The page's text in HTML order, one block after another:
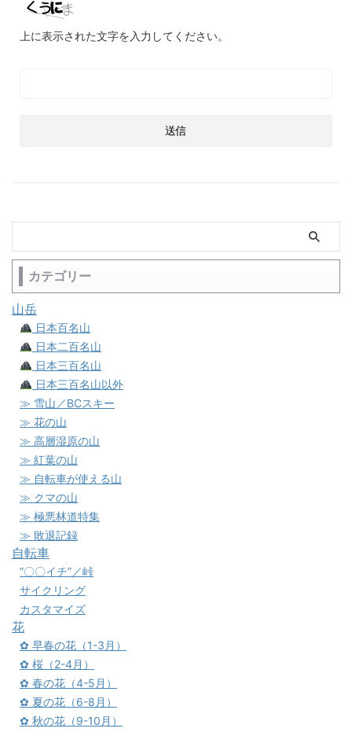
上に表示された文字を入力してください。
カテゴリー
山岳
日本百名山
日本二百名山
日本三百名山
日本三百名山以外
≫ 雪山／BCスキー
≫ 花の山
≫ 高層湿原の山
≫ 紅葉の山
≫ 自転車が使える山
≫ クマの山
≫ 極悪林道特集
≫ 敗退記録
自転車
”〇〇イチ”／峠
サイクリング
カスタマイズ
花
✿ 早春の花（1-3月）
✿ 桜（2-4月）
✿ 春の花（4-5月）
✿ 夏の花（6-8月）
✿ 秋の花（9-10月）